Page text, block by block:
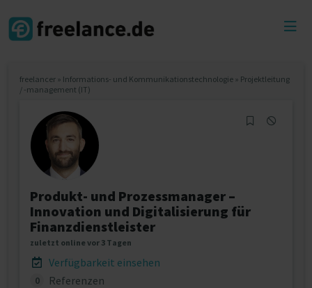
freelancer » Informations- und Kommunikationstechnologie » Projektleitung
/ -management (IT)
Produkt- und Prozessmanager –
Innovation und Digitalisierung für
Finanzdienstleister
zuletzt online vor 3 Tagen
Verfügbarkeit einsehen
0 Referenzen